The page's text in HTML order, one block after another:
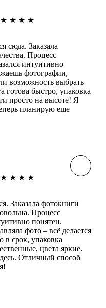
★ ★ ★ ★
сюда. Заказала
Процесс
интуитивно
фотографии,
возможность выбрать
готова быстро, упаковка
просто на высоте! Я
планирую еще
★ ★ ★ ★
Заказала фотокниги
Процесс
понятен.
фото – всё делается
в срок, упаковка
цвета яркие.
Отличный способ